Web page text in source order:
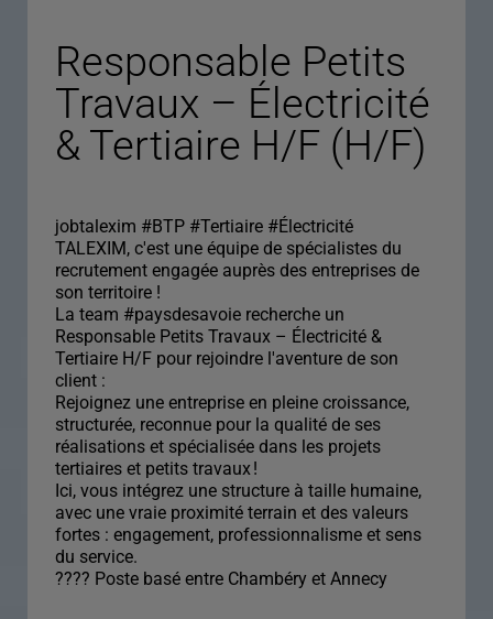
Responsable Petits
Travaux – Électricité
& Tertiaire H/F (H/F)
jobtalexim #BTP #Tertiaire #Électricité
TALEXIM, c'est une équipe de spécialistes du
recrutement engagée auprès des entreprises de
son territoire !
La team #paysdesavoie recherche un
Responsable Petits Travaux – Électricité &
Tertiaire H/F pour rejoindre l'aventure de son
client :
Rejoignez une entreprise en pleine croissance,
structurée, reconnue pour la qualité de ses
réalisations et spécialisée dans les projets
tertiaires et petits travaux !
Ici, vous intégrez une structure à taille humaine,
avec une vraie proximité terrain et des valeurs
fortes : engagement, professionnalisme et sens
du service.
???? Poste basé entre Chambéry et Annecy